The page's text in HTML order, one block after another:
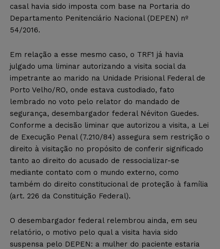
casal havia sido imposta com base na Portaria do
Departamento Penitenciário Nacional (DEPEN) nº
54/2016.
Em relação a esse mesmo caso, o TRF1 já havia
julgado uma liminar autorizando a visita social da
impetrante ao marido na Unidade Prisional Federal de
Porto Velho/RO, onde estava custodiado, fato
lembrado no voto pelo relator do mandado de
segurança, desembargador federal Néviton Guedes.
Conforme a decisão liminar que autorizou a visita, a Lei
de Execução Penal (7.210/84) assegura sem restrição o
direito à visitação no propósito de conferir significado
tanto ao direito do acusado de ressocializar-se
mediante contato com o mundo externo, como
também do direito constitucional de proteção à família
(art. 226 da Constituição Federal).
O desembargador federal relembrou ainda, em seu
relatório, o motivo pelo qual a visita havia sido
suspensa pelo DEPEN: a mulher do paciente estaria